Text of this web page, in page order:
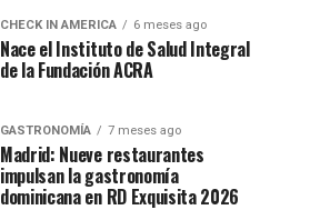
CHECK IN AMERICA 6 meses ago
Nace el Instituto de Salud Integral
de la Fundación ACRA
GASTRONOMÍA 7 meses ago
Madrid: Nueve restaurantes
impulsan la gastronomía
dominicana en RD Exquisita 2026